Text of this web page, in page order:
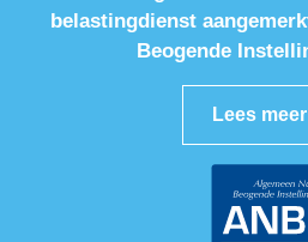
belastingdienst
Beogende
Lees meer